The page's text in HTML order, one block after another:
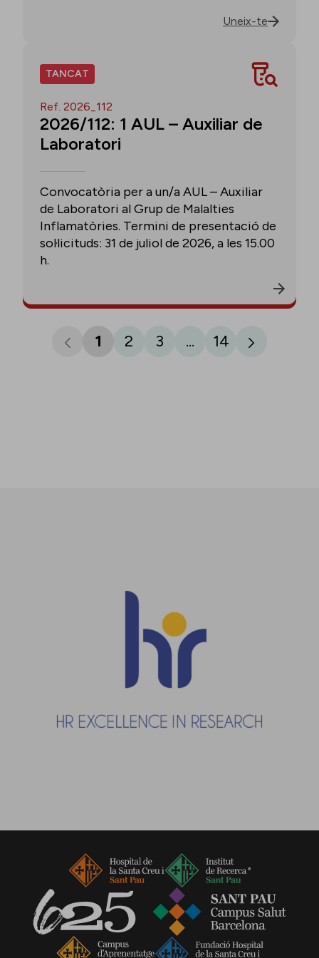
Uneix-te
TANCAT
Ref. 2026_112
2026/112: 1 AUL – Auxiliar de
Laboratori
Convocatòria per a un/a AUL – Auxiliar
de Laboratori al Grup de Malalties
Inflamatòries. Termini de presentació de
sol·licituds: 31 de juliol de 2026, a les 15.00
h.
1 2 3 ... 14